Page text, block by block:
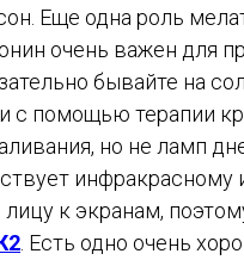
Еще одна роль
очень важен для
бывайте на
с помощью терапии
но не ламп
к экранам,
. Есть одно очень